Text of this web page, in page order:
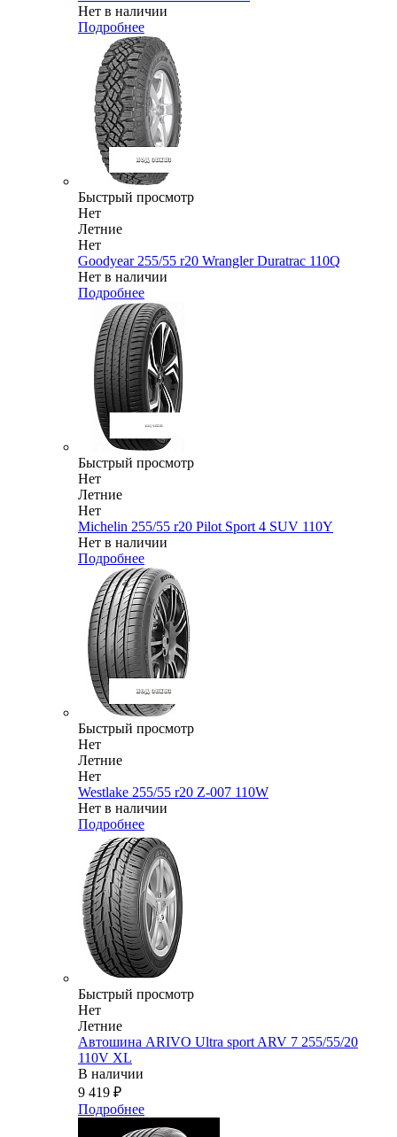
Нет в наличии
Подробнее
Быстрый просмотр
Нет
Летние
Нет
Goodyear 255/55 r20 Wrangler Duratrac 110Q
Нет в наличии
Подробнее
Быстрый просмотр
Нет
Летние
Нет
Michelin 255/55 r20 Pilot Sport 4 SUV 110Y
Нет в наличии
Подробнее
Быстрый просмотр
Нет
Летние
Нет
Westlake 255/55 r20 Z-007 110W
Нет в наличии
Подробнее
Быстрый просмотр
Нет
Летние
Автошина ARIVO Ultra sport ARV 7 255/55/20
110V XL
В наличии
9 419 ₽
Подробнее